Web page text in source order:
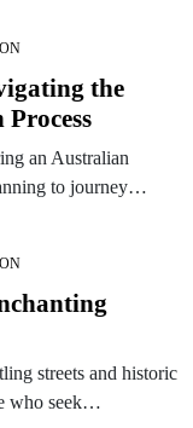
the
an Australian
to journey…
streets and historic
who seek…